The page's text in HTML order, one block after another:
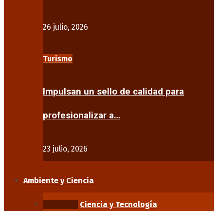
26 julio, 2026
Turismo
Impulsan un sello de calidad para
profesionalizar a…
23 julio, 2026
Ambiente y Ciencia
Ciencia y Tecnología